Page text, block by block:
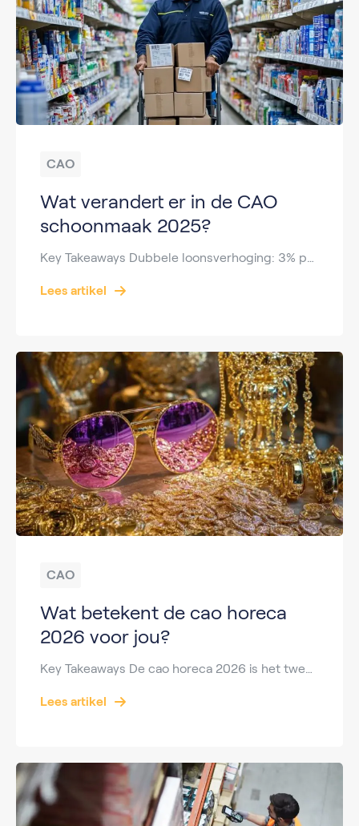
CAO
Wat verandert er in de CAO
schoonmaak 2025?
Lees artikel
CAO
Wat betekent de cao horeca
2026 voor jou?
Lees artikel